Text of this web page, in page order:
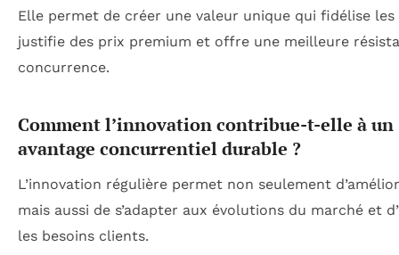
Elle permet de créer une valeur unique qui fidélise
justifie des prix premium et offre une meilleure
concurrence.
Comment l’innovation contribue-t-elle à un
avantage concurrentiel durable ?
L’innovation régulière permet non seulement
mais aussi de s’adapter aux évolutions du marché et
les besoins clients.